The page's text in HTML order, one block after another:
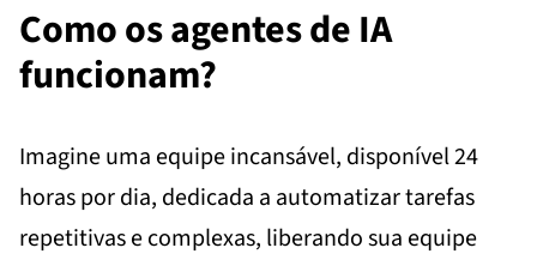
Como os agentes de IA
funcionam?
Imagine uma equipe incansável, disponível 24
horas por dia, dedicada a automatizar tarefas
repetitivas e complexas, liberando sua equipe